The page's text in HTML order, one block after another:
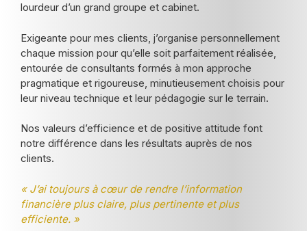
lourdeur d’un grand groupe et cabinet.
Exigeante pour mes clients, j’organise personnellement
chaque mission pour qu’elle soit parfaitement réalisée,
entourée de consultants formés à mon approche
pragmatique et rigoureuse, minutieusement choisis pour
leur niveau technique et leur pédagogie sur le terrain.
Nos valeurs d’efficience et de positive attitude font
notre différence dans les résultats auprès de nos
clients.
« J’ai toujours à cœur de rendre l’information
financière plus claire, plus pertinente et plus
efficiente. »